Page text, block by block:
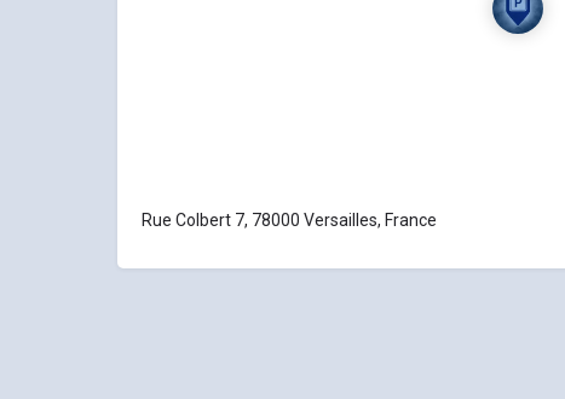
Rue Colbert 7, 78000 Versailles, France